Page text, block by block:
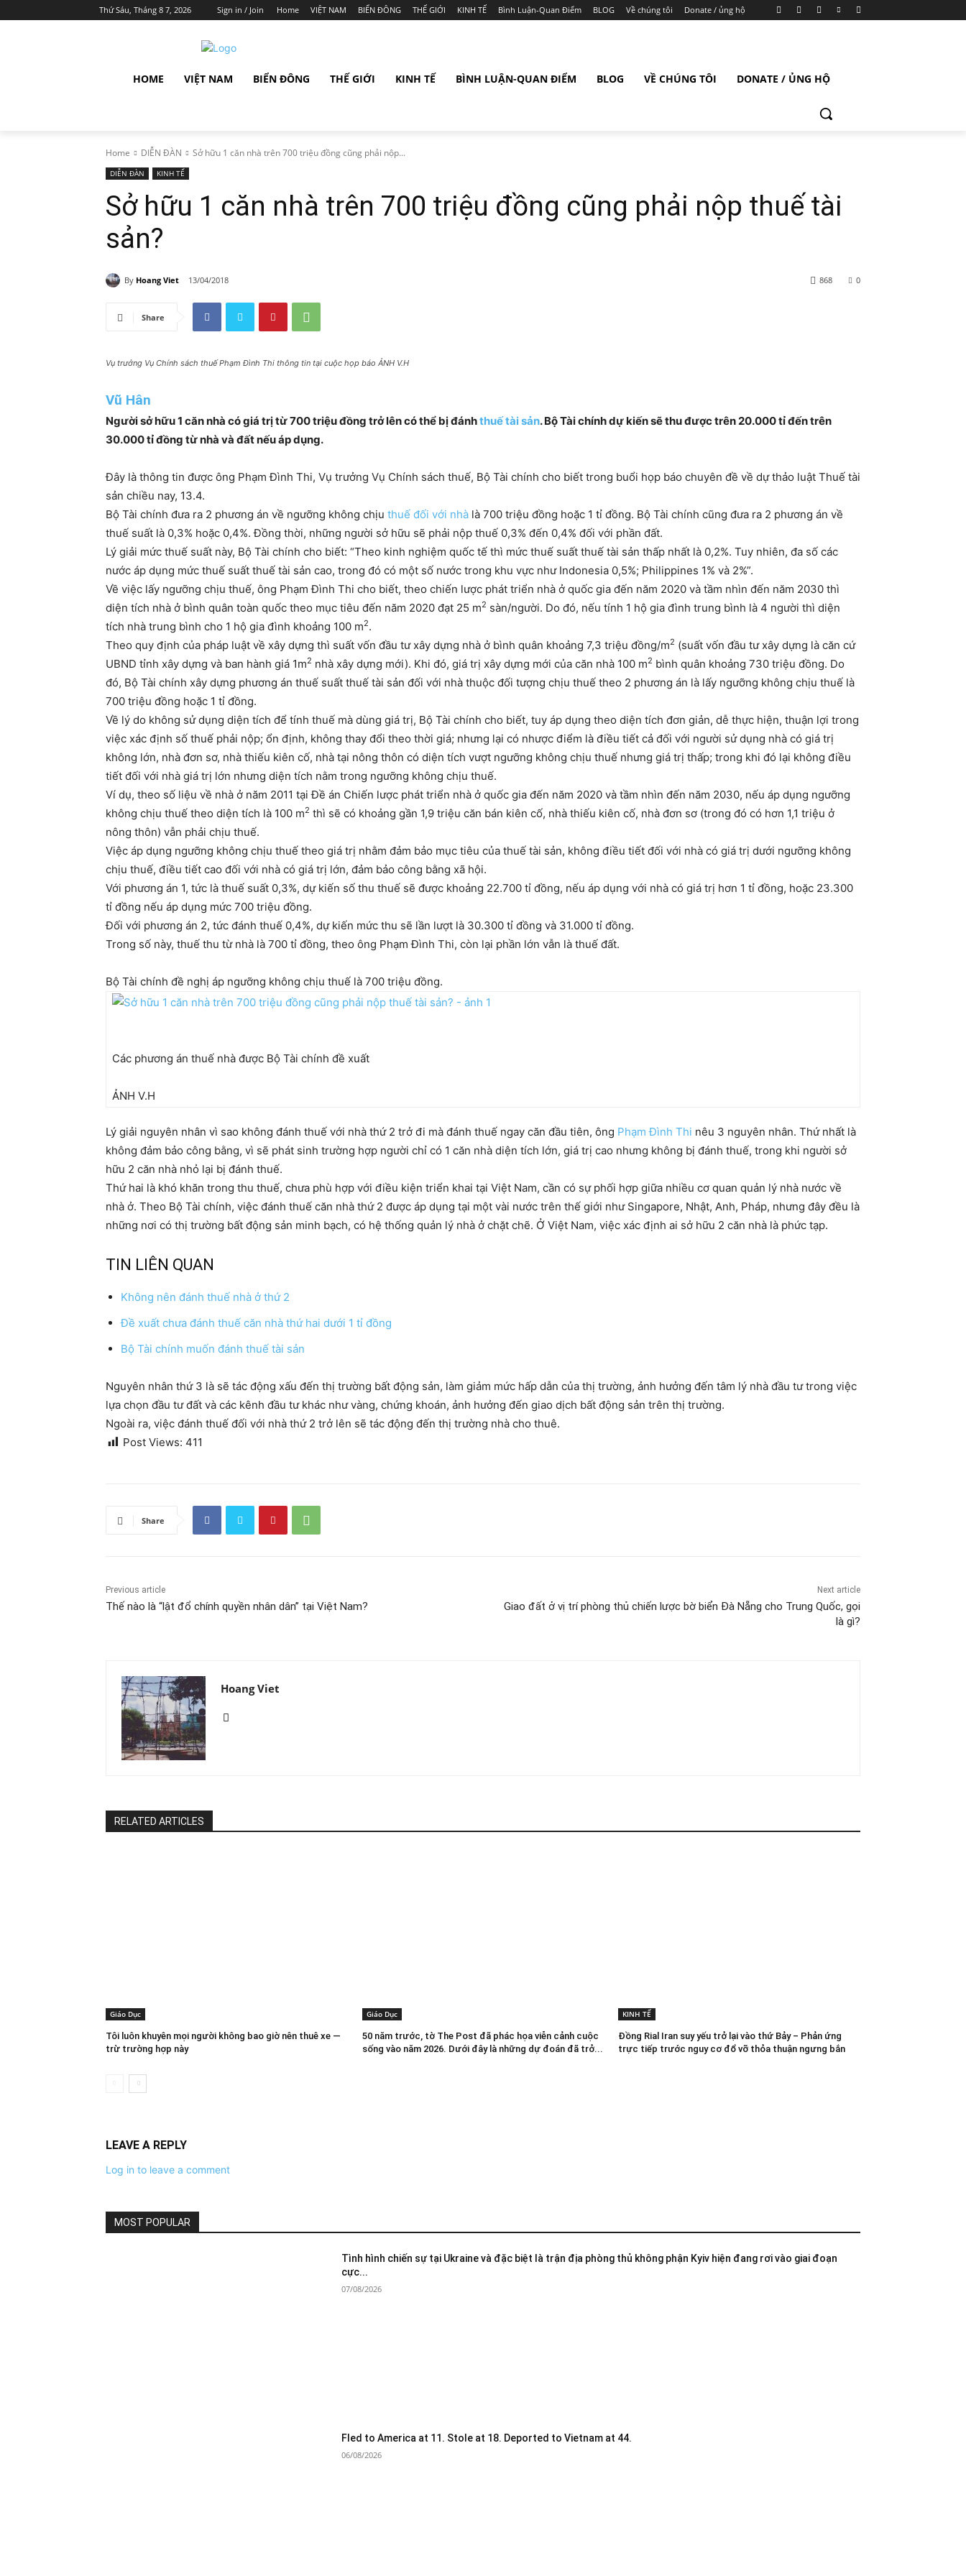
Thứ Sáu, Tháng 8 7, 2026 Sign in / Join Home VIỆT NAM BIỂN ĐÔNG THẾ GIỚI KINH TẾ Bình Luận-Quan Điểm BLOG Về chúng tôi Donate / ủng hộ
HOME VIỆT NAM BIỂN ĐÔNG THẾ GIỚI KINH TẾ BÌNH LUẬN-QUAN ĐIỂM BLOG VỀ CHÚNG TÔI DONATE / ỦNG HỘ
Home DIỄN ĐÀN Sở hữu 1 căn nhà trên 700 triệu đồng cũng phải nộp...
DIỄN ĐÀN KINH TẾ
Sở hữu 1 căn nhà trên 700 triệu đồng cũng phải nộp thuế tài
sản?
By Hoang Viet 13/04/2018 0
868
Share
Vụ trưởng Vụ Chính sách thuế Phạm Đình Thi thông tin tại cuộc họp báo ẢNH V.H
Vũ Hân
Người sở hữu 1 căn nhà có giá trị từ 700 triệu đồng trở lên có thể bị đánhthuế tài sản. Bộ Tài chính dự kiến sẽ thu được trên 20.000 tỉ đến trên
30.000 tỉ đồng từ nhà và đất nếu áp dụng.
Đây là thông tin được ông Phạm Đình Thi, Vụ trưởng Vụ Chính sách thuế, Bộ Tài chính cho biết trong buổi họp báo chuyên đề về dự thảo luật Thuế tài
sản chiều nay, 13.4.
Bộ Tài chính đưa ra 2 phương án về ngưỡng không chịu thuế đối với nhà là 700 triệu đồng hoặc 1 tỉ đồng. Bộ Tài chính cũng đưa ra 2 phương án về
thuế suất là 0,3% hoặc 0,4%. Đồng thời, những người sở hữu sẽ phải nộp thuế 0,3% đến 0,4% đối với phần đất.
Lý giải mức thuế suất này, Bộ Tài chính cho biết: “Theo kinh nghiệm quốc tế thì mức thuế suất thuế tài sản thấp nhất là 0,2%. Tuy nhiên, đa số các
nước áp dụng mức thuế suất thuế tài sản cao, trong đó có một số nước trong khu vực như Indonesia 0,5%; Philippines 1% và 2%”.
Về việc lấy ngưỡng chịu thuế, ông Phạm Đình Thi cho biết, theo chiến lược phát triển nhà ở quốc gia đến năm 2020 và tầm nhìn đến năm 2030 thì
diện tích nhà ở bình quân toàn quốc theo mục tiêu đến năm 2020 đạt 25 m2 sàn/người. Do đó, nếu tính 1 hộ gia đình trung bình là 4 người thì diện
tích nhà trung bình cho 1 hộ gia đình khoảng 100 m2.
Theo quy định của pháp luật về xây dựng thì suất vốn đầu tư xây dựng nhà ở bình quân khoảng 7,3 triệu đồng/m2 (suất vốn đầu tư xây dựng là căn cứ
UBND tỉnh xây dựng và ban hành giá 1m2 nhà xây dựng mới). Khi đó, giá trị xây dựng mới của căn nhà 100 m2 bình quân khoảng 730 triệu đồng. Do
đó, Bộ Tài chính xây dựng phương án thuế suất thuế tài sản đối với nhà thuộc đối tượng chịu thuế theo 2 phương án là lấy ngưỡng không chịu thuế là
700 triệu đồng hoặc 1 tỉ đồng.
Về lý do không sử dụng diện tích để tính thuế mà dùng giá trị, Bộ Tài chính cho biết, tuy áp dụng theo diện tích đơn giản, dễ thực hiện, thuận lợi trong
việc xác định số thuế phải nộp; ổn định, không thay đổi theo thời giá; nhưng lại có nhược điểm là điều tiết cả đối với người sử dụng nhà có giá trị
không lớn, nhà đơn sơ, nhà thiếu kiên cố, nhà tại nông thôn có diện tích vượt ngưỡng không chịu thuế nhưng giá trị thấp; trong khi đó lại không điều
tiết đối với nhà giá trị lớn nhưng diện tích nằm trong ngưỡng không chịu thuế.
Ví dụ, theo số liệu về nhà ở năm 2011 tại Đề án Chiến lược phát triển nhà ở quốc gia đến năm 2020 và tầm nhìn đến năm 2030, nếu áp dụng ngưỡng
không chịu thuế theo diện tích là 100 m2 thì sẽ có khoảng gần 1,9 triệu căn bán kiên cố, nhà thiếu kiên cố, nhà đơn sơ (trong đó có hơn 1,1 triệu ở
nông thôn) vẫn phải chịu thuế.
Việc áp dụng ngưỡng không chịu thuế theo giá trị nhằm đảm bảo mục tiêu của thuế tài sản, không điều tiết đối với nhà có giá trị dưới ngưỡng không
chịu thuế, điều tiết cao đối với nhà có giá trị lớn, đảm bảo công bằng xã hội.
Với phương án 1, tức là thuế suất 0,3%, dự kiến số thu thuế sẽ được khoảng 22.700 tỉ đồng, nếu áp dụng với nhà có giá trị hơn 1 tỉ đồng, hoặc 23.300
tỉ đồng nếu áp dụng mức 700 triệu đồng.
Đối với phương án 2, tức đánh thuế 0,4%, dự kiến mức thu sẽ lần lượt là 30.300 tỉ đồng và 31.000 tỉ đồng.
Trong số này, thuế thu từ nhà là 700 tỉ đồng, theo ông Phạm Đình Thi, còn lại phần lớn vẫn là thuế đất.
Bộ Tài chính đề nghị áp ngưỡng không chịu thuế là 700 triệu đồng.
Các phương án thuế nhà được Bộ Tài chính đề xuất
ẢNH V.H
Lý giải nguyên nhân vì sao không đánh thuế với nhà thứ 2 trở đi mà đánh thuế ngay căn đầu tiên, ông Phạm Đình Thi nêu 3 nguyên nhân. Thứ nhất là
không đảm bảo công bằng, vì sẽ phát sinh trường hợp người chỉ có 1 căn nhà diện tích lớn, giá trị cao nhưng không bị đánh thuế, trong khi người sở
hữu 2 căn nhà nhỏ lại bị đánh thuế.
Thứ hai là khó khăn trong thu thuế, chưa phù hợp với điều kiện triển khai tại Việt Nam, cần có sự phối hợp giữa nhiều cơ quan quản lý nhà nước về
nhà ở. Theo Bộ Tài chính, việc đánh thuế căn nhà thứ 2 được áp dụng tại một vài nước trên thế giới như Singapore, Nhật, Anh, Pháp, nhưng đây đều là
những nơi có thị trường bất động sản minh bạch, có hệ thống quản lý nhà ở chặt chẽ. Ở Việt Nam, việc xác định ai sở hữu 2 căn nhà là phức tạp.
TIN LIÊN QUAN
Không nên đánh thuế nhà ở thứ 2
Đề xuất chưa đánh thuế căn nhà thứ hai dưới 1 tỉ đồng
Bộ Tài chính muốn đánh thuế tài sản
Nguyên nhân thứ 3 là sẽ tác động xấu đến thị trường bất động sản, làm giảm mức hấp dẫn của thị trường, ảnh hưởng đến tâm lý nhà đầu tư trong việc
lựa chọn đầu tư đất và các kênh đầu tư khác như vàng, chứng khoán, ảnh hưởng đến giao dịch bất động sản trên thị trường.
Ngoài ra, việc đánh thuế đối với nhà thứ 2 trở lên sẽ tác động đến thị trường nhà cho thuê.
Post Views: 411
Share
Previous article
Thế nào là “lật đổ chính quyền nhân dân” tại Việt Nam?
Next article
Giao đất ở vị trí phòng thủ chiến lược bờ biển Đà Nẵng cho Trung Quốc, gọi
là gì?
Hoang Viet
RELATED ARTICLES
Giáo Dục
Tôi luôn khuyên mọi người không bao giờ nên thuê xe —
trừ trường hợp này
Giáo Dục
50 năm trước, tờ The Post đã phác họa viễn cảnh cuộc
sống vào năm 2026. Dưới đây là những dự đoán đã trở...
KINH TẾ
Đồng Rial Iran suy yếu trở lại vào thứ Bảy – Phản ứng
trực tiếp trước nguy cơ đổ vỡ thỏa thuận ngưng bắn
LEAVE A REPLY
Log in to leave a comment
MOST POPULAR
Tình hình chiến sự tại Ukraine và đặc biệt là trận địa phòng thủ không phận Kyiv hiện đang rơi vào giai đoạn
cực...
07/08/2026
Fled to America at 11. Stole at 18. Deported to Vietnam at 44.
06/08/2026